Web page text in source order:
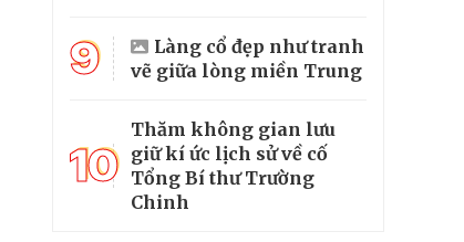
9
Làng cổ đẹp như tranh
vẽ giữa lòng miền Trung
10
Thăm không gian lưu
giữ kí ức lịch sử về cố
Tổng Bí thư Trường
Chinh